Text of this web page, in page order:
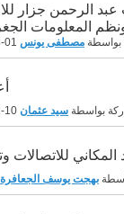
الرحمن جزار
المعلومات
بواسطة مصطفى يونس
بواسطة سيد عثمان
للاتصالات
بهجت يوسف الجعافرة